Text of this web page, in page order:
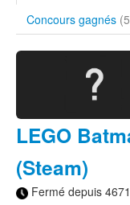
Concours gagnés
LEGO
(Steam)
Fermé depuis